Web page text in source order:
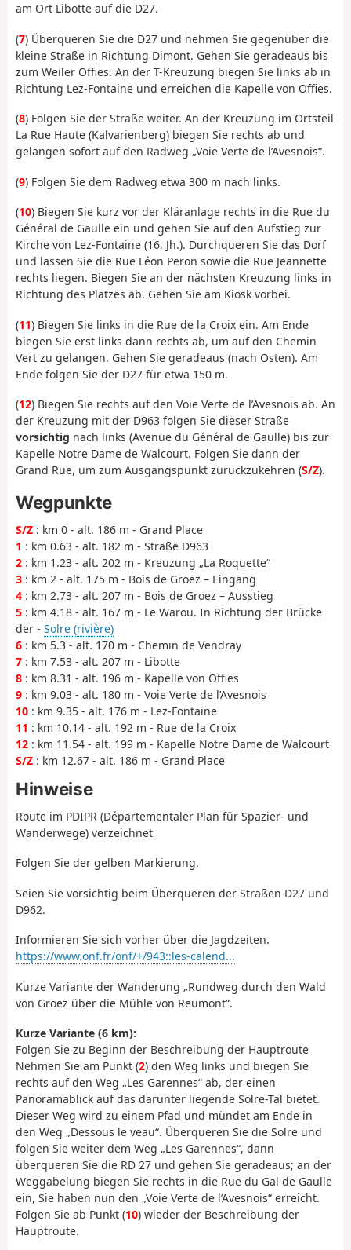
am Ort Libotte auf die D27.
(7) Überqueren Sie die D27 und nehmen Sie gegenüber die
kleine Straße in Richtung Dimont. Gehen Sie geradeaus bis
zum Weiler Offies. An der T-Kreuzung biegen Sie links ab in
Richtung Lez-Fontaine und erreichen die Kapelle von Offies.
(8) Folgen Sie der Straße weiter. An der Kreuzung im Ortsteil
La Rue Haute (Kalvarienberg) biegen Sie rechts ab und
gelangen sofort auf den Radweg „Voie Verte de l’Avesnois“.
(9) Folgen Sie dem Radweg etwa 300 m nach links.
(10) Biegen Sie kurz vor der Kläranlage rechts in die Rue du
Général de Gaulle ein und gehen Sie auf den Aufstieg zur
Kirche von Lez-Fontaine (16. Jh.). Durchqueren Sie das Dorf
und lassen Sie die Rue Léon Peron sowie die Rue Jeannette
rechts liegen. Biegen Sie an der nächsten Kreuzung links in
Richtung des Platzes ab. Gehen Sie am Kiosk vorbei.
(11) Biegen Sie links in die Rue de la Croix ein. Am Ende
biegen Sie erst links dann rechts ab, um auf den Chemin
Vert zu gelangen. Gehen Sie geradeaus (nach Osten). Am
Ende folgen Sie der D27 für etwa 150 m.
(12) Biegen Sie rechts auf den Voie Verte de l’Avesnois ab. An
der Kreuzung mit der D963 folgen Sie dieser Straße
vorsichtig nach links (Avenue du Général de Gaulle) bis zur
Kapelle Notre Dame de Walcourt. Folgen Sie dann der
Grand Rue, um zum Ausgangspunkt zurückzukehren (S/Z).
Wegpunkte
S/Z : km 0 - alt. 186 m - Grand Place
1 : km 0.63 - alt. 182 m - Straße D963
2 : km 1.23 - alt. 202 m - Kreuzung „La Roquette“
3 : km 2 - alt. 175 m - Bois de Groez – Eingang
4 : km 2.73 - alt. 207 m - Bois de Groez – Ausstieg
5 : km 4.18 - alt. 167 m - Le Warou. In Richtung der Brücke
der - Solre (rivière)
6 : km 5.3 - alt. 170 m - Chemin de Vendray
7 : km 7.53 - alt. 207 m - Libotte
8 : km 8.31 - alt. 196 m - Kapelle von Offies
9 : km 9.03 - alt. 180 m - Voie Verte de l’Avesnois
10 : km 9.35 - alt. 176 m - Lez-Fontaine
11 : km 10.14 - alt. 192 m - Rue de la Croix
12 : km 11.54 - alt. 199 m - Kapelle Notre Dame de Walcourt
S/Z : km 12.67 - alt. 186 m - Grand Place
Hinweise
Route im PDIPR (Départementaler Plan für Spazier- und
Wanderwege) verzeichnet
Folgen Sie der gelben Markierung.
Seien Sie vorsichtig beim Überqueren der Straßen D27 und
D962.
Informieren Sie sich vorher über die Jagdzeiten.
https://www.onf.fr/onf/+/943::les-calend...
Kurze Variante der Wanderung „Rundweg durch den Wald
von Groez über die Mühle von Reumont“.
Kurze Variante (6 km):
Folgen Sie zu Beginn der Beschreibung der Hauptroute
Nehmen Sie am Punkt (2) den Weg links und biegen Sie
rechts auf den Weg „Les Garennes“ ab, der einen
Panoramablick auf das darunter liegende Solre-Tal bietet.
Dieser Weg wird zu einem Pfad und mündet am Ende in
den Weg „Dessous le veau“. Überqueren Sie die Solre und
folgen Sie weiter dem Weg „Les Garennes“, dann
überqueren Sie die RD 27 und gehen Sie geradeaus; an der
Weggabelung biegen Sie rechts in die Rue du Gal de Gaulle
ein, Sie haben nun den „Voie Verte de l’Avesnois“ erreicht.
Folgen Sie ab Punkt (10) wieder der Beschreibung der
Hauptroute.